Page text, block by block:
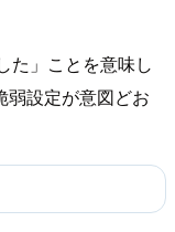
た」ことを意味し
弱設定が意図どお